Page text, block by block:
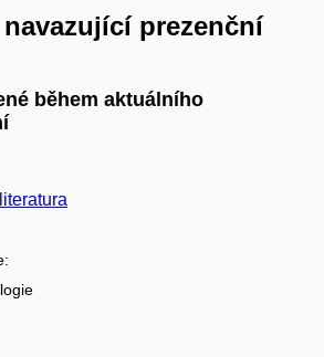
prezenční
během aktuálního